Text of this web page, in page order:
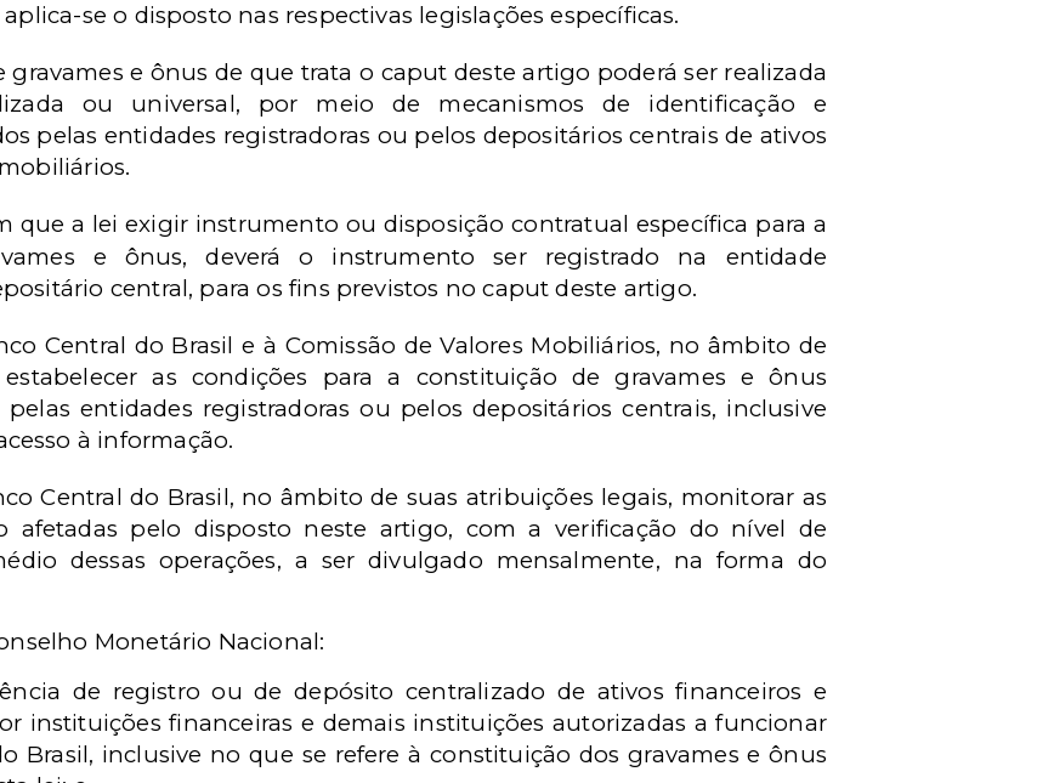
se o disposto nas respectivas legislações específicas.
gravames e ônus de que trata o caput deste artigo poderá ser realizada
ou universal, por meio de mecanismos de identificação e
pelas entidades registradoras ou pelos depositários centrais de ativos
que a lei exigir instrumento ou disposição contratual específica para a
e ônus, deverá o instrumento ser registrado na entidade
central, para os fins previstos no caput deste artigo.
Central do Brasil e à Comissão de Valores Mobiliários, no âmbito de
estabelecer as condições para a constituição de gravames e ônus
entidades registradoras ou pelos depositários centrais, inclusive
à informação.
Central do Brasil, no âmbito de suas atribuições legais, monitorar as
afetadas pelo disposto neste artigo, com a verificação do nível de
dessas operações, a ser divulgado mensalmente, na forma do
Monetário Nacional:
de registro ou de depósito centralizado de ativos financeiros e
instituições financeiras e demais instituições autorizadas a funcionar
Brasil, inclusive no que se refere à constituição dos gravames e ônus